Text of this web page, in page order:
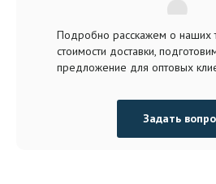
Подробно расскажем о наших
стоимости доставки,
предложение для оптовых
Задать